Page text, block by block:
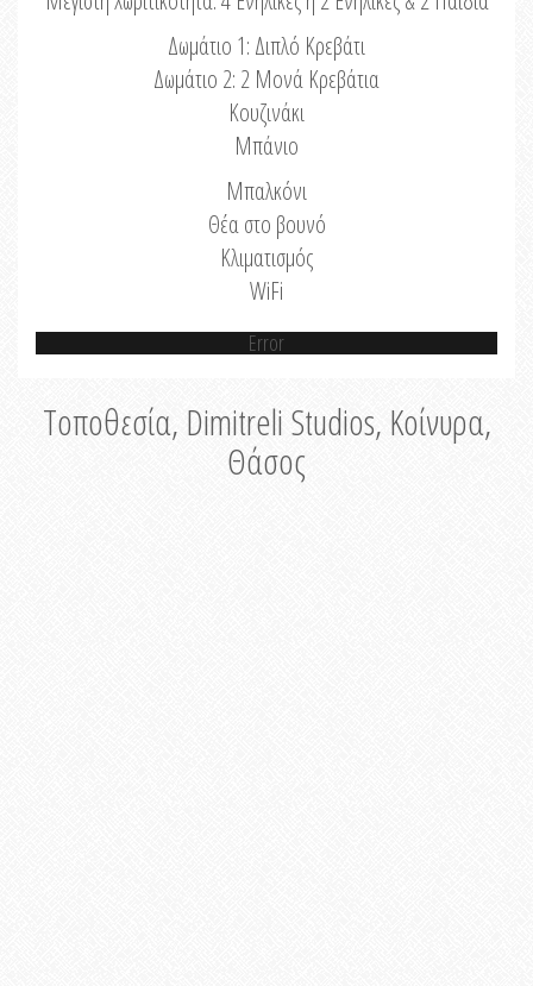
Δωμάτιο 1: Διπλό Κρεβάτι
Δωμάτιο 2: 2 Μονά Κρεβάτια
Κουζινάκι
Μπάνιο
Μπαλκόνι
Θέα στο βουνό
Κλιματισμός
WiFi
Error
Τοποθεσία, Dimitreli Studios, Κοίνυρα,
Θάσος